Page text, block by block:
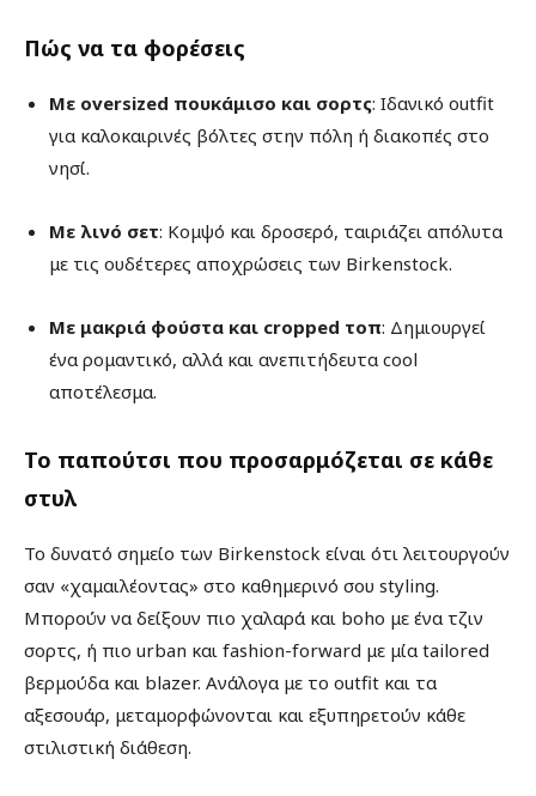
Πώς να τα φορέσεις
Με oversized πουκάμισο και σορτς: Ιδανικό outfit
για καλοκαιρινές βόλτες στην πόλη ή διακοπές στο
νησί.
Με λινό σετ: Κομψό και δροσερό, ταιριάζει απόλυτα
με τις ουδέτερες αποχρώσεις των Birkenstock.
Με μακριά φούστα και cropped τοπ: Δημιουργεί
ένα ρομαντικό, αλλά και ανεπιτήδευτα cool
αποτέλεσμα.
Το παπούτσι που προσαρμόζεται σε κάθε
στυλ
Το δυνατό σημείο των Birkenstock είναι ότι λειτουργούν
σαν «χαμαιλέοντας» στο καθημερινό σου styling.
Μπορούν να δείξουν πιο χαλαρά και boho με ένα τζιν
σορτς, ή πιο urban και fashion-forward με μία tailored
βερμούδα και blazer. Ανάλογα με το outfit και τα
αξεσουάρ, μεταμορφώνονται και εξυπηρετούν κάθε
στιλιστική διάθεση.